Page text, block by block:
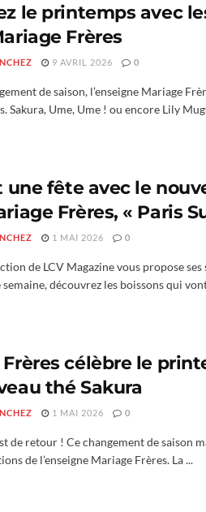
le printemps avec
Frères
9 AVRIL 2026 0
de saison, l’enseigne Mariage
Sakura, Ume, Ume ! ou encore Lily
une fête avec le
Frères, « Paris
1 MAI 2026 0
de LCV Magazine vous propose ses
semaine, découvrez les boissons qui
célèbre le
thé Sakura
1 MAI 2026 0
de retour ! Ce changement de saison
de l’enseigne Mariage Frères. La ...